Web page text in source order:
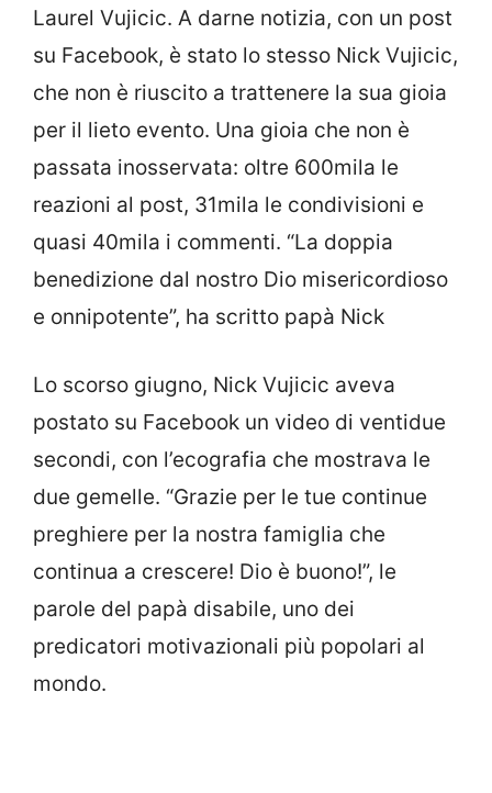
Laurel Vujicic. A darne notizia, con un post
su Facebook, è stato lo stesso Nick Vujicic,
che non è riuscito a trattenere la sua gioia
per il lieto evento. Una gioia che non è
passata inosservata: oltre 600mila le
reazioni al post, 31mila le condivisioni e
quasi 40mila i commenti. “La doppia
benedizione dal nostro Dio misericordioso
e onnipotente”, ha scritto papà Nick
Lo scorso giugno, Nick Vujicic aveva
postato su Facebook un video di ventidue
secondi, con l’ecografia che mostrava le
due gemelle. “Grazie per le tue continue
preghiere per la nostra famiglia che
continua a crescere! Dio è buono!”, le
parole del papà disabile, uno dei
predicatori motivazionali più popolari al
mondo.